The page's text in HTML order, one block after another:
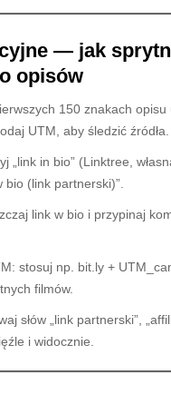
— jak
opisów
150 znakach
UTM, aby śledzić źródła.
„link in bio” (Linktree,
bio (link partnerski)”.
link w bio i przypinaj
stosuj np. bit.ly +
filmów.
słów „link partnerski”,
i widocznie.